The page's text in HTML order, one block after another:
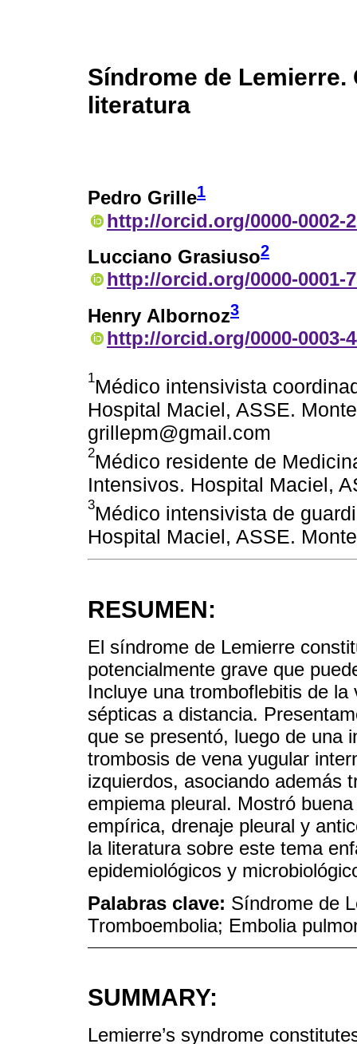
Síndrome de
literatura
Pedro Grille1
http://orcid.org/0000-0002-
Lucciano Grasiuso2
http://orcid.org/0000-0001-
Henry Albornoz3
http://orcid.org/0000-0003-
1Médico intensivista
Hospital Maciel, ASSE.
grillepm@gmail.com
2Médico residente de
Intensivos. Hospital Maciel,
3Médico intensivista de
Hospital Maciel, ASSE.
RESUMEN:
El síndrome de Lemierre
potencialmente grave que
Incluye una tromboflebitis de
sépticas a distancia.
que se presentó, luego de una
trombosis de vena yugular
izquierdos, asociando además
empiema pleural. Mostró
empírica, drenaje pleural y
la literatura sobre este tema
epidemiológicos y
Palabras clave: Síndrome de
Tromboembolia; Embolia
SUMMARY:
Lemierre’s syndrome